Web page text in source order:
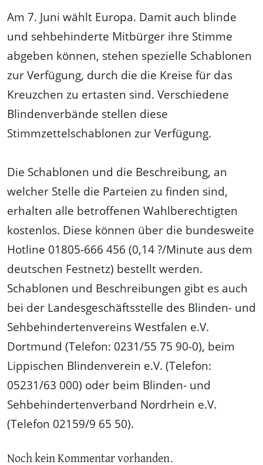
Am 7. Juni wählt Europa. Damit auch blinde
und sehbehinderte Mitbürger ihre Stimme
abgeben können, stehen spezielle Schablonen
zur Verfügung, durch die die Kreise für das
Kreuzchen zu ertasten sind. Verschiedene
Blindenverbände stellen diese
Stimmzettelschablonen zur Verfügung.
Die Schablonen und die Beschreibung, an
welcher Stelle die Parteien zu finden sind,
erhalten alle betroffenen Wahlberechtigten
kostenlos. Diese können über die bundesweite
Hotline 01805-666 456 (0,14 ?/Minute aus dem
deutschen Festnetz) bestellt werden.
Schablonen und Beschreibungen gibt es auch
bei der Landesgeschäftsstelle des Blinden- und
Sehbehindertenvereins Westfalen e.V.
Dortmund (Telefon: 0231/55 75 90-0), beim
Lippischen Blindenverein e.V. (Telefon:
05231/63 000) oder beim Blinden- und
Sehbehindertenverband Nordrhein e.V.
(Telefon 02159/9 65 50).
Noch kein Kommentar vorhanden.